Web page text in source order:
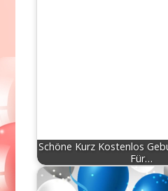
Schöne Kurz Kostenlos
Für…